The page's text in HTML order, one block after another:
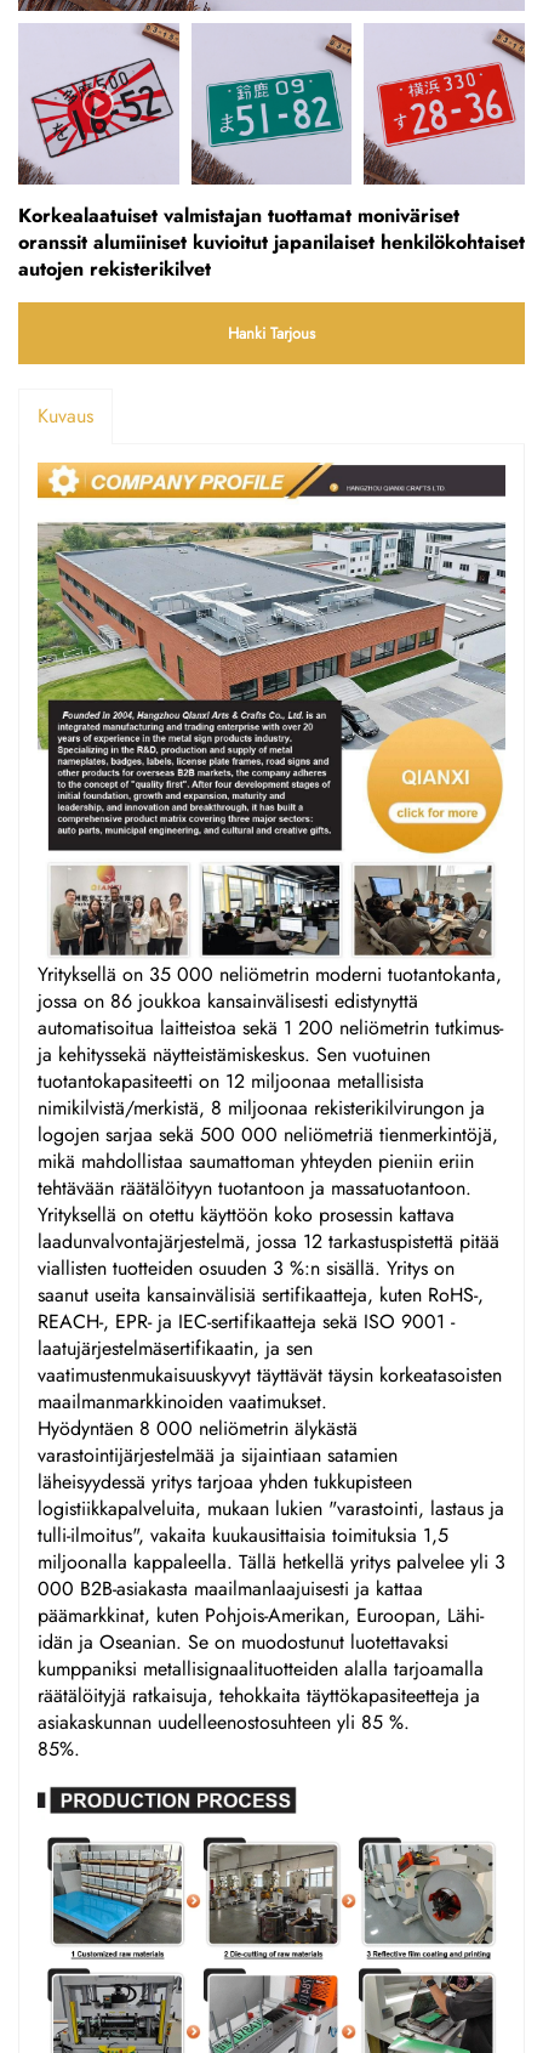
Korkealaatuiset valmistajan tuottamat moniväriset
oranssit alumiiniset kuvioitut japanilaiset henkilökohtaiset
autojen rekisterikilvet
Hanki Tarjous
Kuvaus
Yrityksellä on 35 000 neliömetrin moderni tuotantokanta,
jossa on 86 joukkoa kansainvälisesti edistynyttä
automatisoitua laitteistoa sekä 1 200 neliömetrin tutkimus-
ja kehityssekä näytteistämiskeskus. Sen vuotuinen
tuotantokapasiteetti on 12 miljoonaa metallisista
nimikilvistä/merkistä, 8 miljoonaa rekisterikilvirungon ja
logojen sarjaa sekä 500 000 neliömetriä tienmerkintöjä,
mikä mahdollistaa saumattoman yhteyden pieniin eriin
tehtävään räätälöityyn tuotantoon ja massatuotantoon.
Yrityksellä on otettu käyttöön koko prosessin kattava
laadunvalvontajärjestelmä, jossa 12 tarkastuspistettä pitää
viallisten tuotteiden osuuden 3 %:n sisällä. Yritys on
saanut useita kansainvälisiä sertifikaatteja, kuten RoHS-,
REACH-, EPR- ja IEC-sertifikaatteja sekä ISO 9001 -
laatujärjestelmäsertifikaatin, ja sen
vaatimustenmukaisuuskyvyt täyttävät täysin korkeatasoisten
maailmanmarkkinoiden vaatimukset.
Hyödyntäen 8 000 neliömetrin älykästä
varastointijärjestelmää ja sijaintiaan satamien
läheisyydessä yritys tarjoaa yhden tukkupisteen
logistiikkapalveluita, mukaan lukien "varastointi, lastaus ja
tulli-ilmoitus", vakaita kuukausittaisia toimituksia 1,5
miljoonalla kappaleella. Tällä hetkellä yritys palvelee yli 3
000 B2B-asiakasta maailmanlaajuisesti ja kattaa
päämarkkinat, kuten Pohjois-Amerikan, Euroopan, Lähi-
idän ja Oseanian. Se on muodostunut luotettavaksi
kumppaniksi metallisignaalituotteiden alalla tarjoamalla
räätälöityjä ratkaisuja, tehokkaita täyttökapasiteetteja ja
asiakaskunnan uudelleenostosuhteen yli 85 %.
85%.